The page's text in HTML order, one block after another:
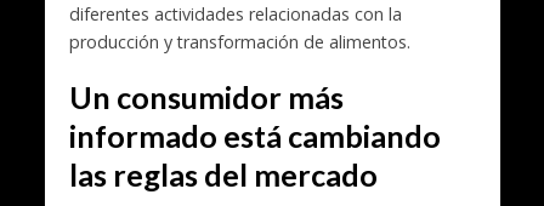
diferentes actividades relacionadas con la
producción y transformación de alimentos.
Un consumidor más
informado está cambiando
las reglas del mercado